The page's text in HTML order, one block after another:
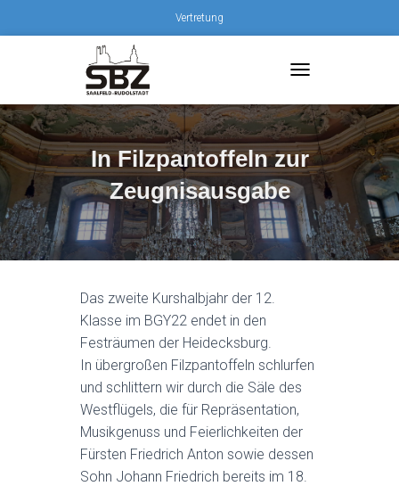
Vertretung
G
G
L
E
N
A
V
I
In Filzpantoffeln zur
Zeugnisausgabe
Das zweite Kurshalbjahr der 12.
Klasse im BGY22 endet in den
Festräumen der Heidecksburg.
In übergroßen Filzpantoffeln schlurfen
und schlittern wir durch die Säle des
Westflügels, die für Repräsentation,
Musikgenuss und Feierlichkeiten der
Fürsten Friedrich Anton sowie dessen
Sohn Johann Friedrich bereits im 18.